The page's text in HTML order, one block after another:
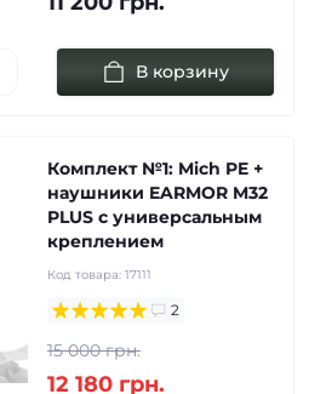
В корзину
Комплект №1: Mich PE +
наушники EARMOR M32
PLUS с универсальным
креплением
Код товара: 17111
2
15 000 грн.
12 180 грн.